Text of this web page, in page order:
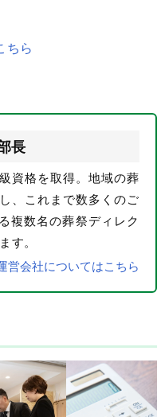
ちら
長
資格を取得。地域の葬
、これまで数多くのご
複数名の葬祭ディレク
す。
営会社についてはこちら